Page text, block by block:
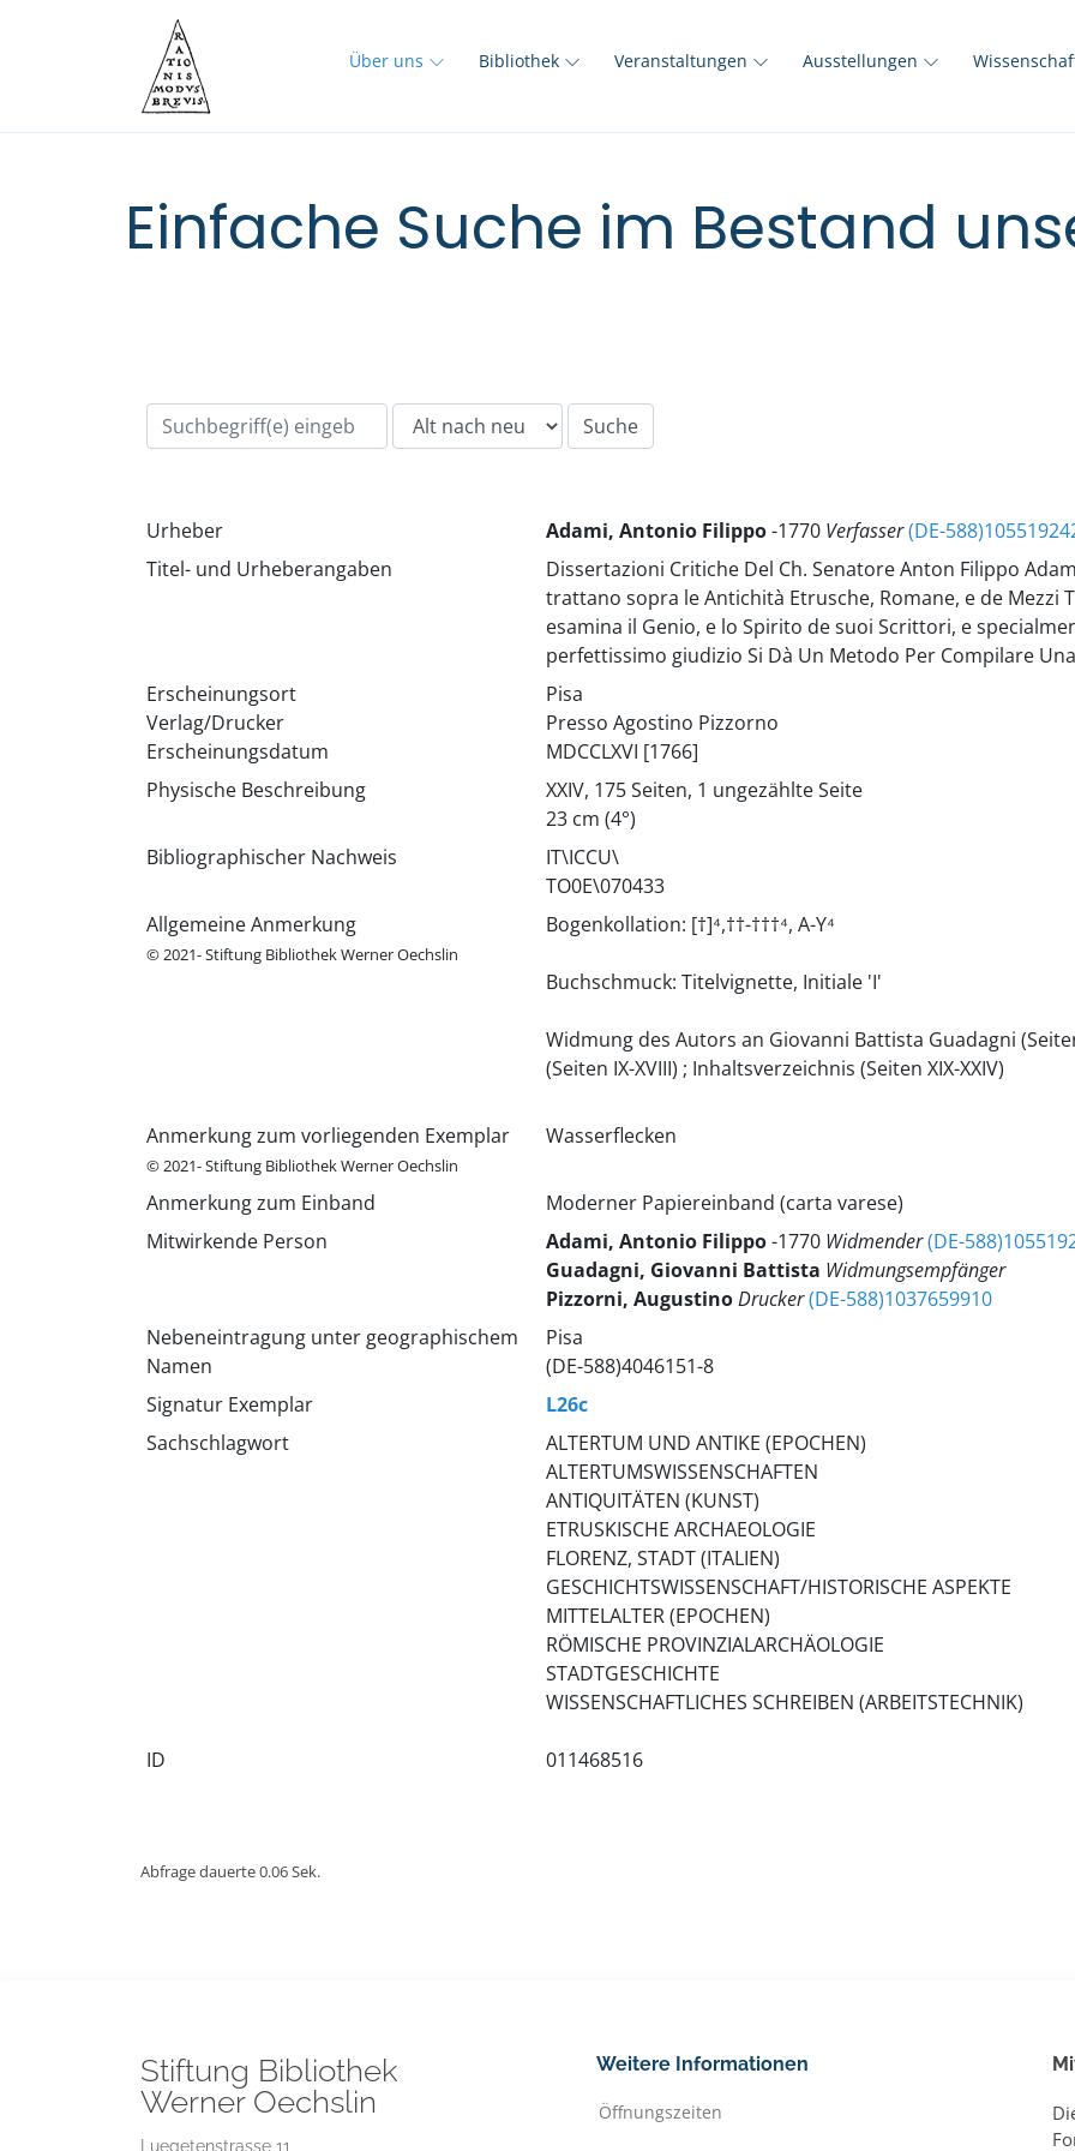
Über uns Bibliothek Veranstaltungen Ausstellungen
Einfache Suche im Bestand
Urheber Adami, Antonio Filippo-1770 Verfasser(DE-
Titel- und Urheberangaben
Dissertazioni Critiche Del Ch. Senatore Anton Filippo
trattano sopra le Antichità Etrusche, Romane, e de Mezzi
esamina il Genio, e lo Spirito de suoi Scrittori, e
perfettissimo giudizio Si Dà Un Metodo Per Compilare
Erscheinungsort
Verlag/Drucker
Erscheinungsdatum
Pisa
Presso Agostino Pizzorno
MDCCLXVI [1766]
Physische Beschreibung
XXIV, 175 Seiten, 1 ungezählte Seite
23 cm (4°)
Bibliographischer Nachweis
IT\ICCU\
TO0E\070433
Allgemeine Anmerkung
© 2021- Stiftung Bibliothek Werner Oechslin
Bogenkollation: [†]⁴,††-†††⁴, A-Y⁴
Buchschmuck: Titelvignette, Initiale 'I'
Widmung des Autors an Giovanni Battista Guadagni
(Seiten IX-XVIII) ; Inhaltsverzeichnis (Seiten XIX-XXIV)
Anmerkung zum vorliegenden Exemplar
© 2021- Stiftung Bibliothek Werner Oechslin
Wasserflecken
Anmerkung zum Einband
Moderner Papiereinband (carta varese)
Mitwirkende Person
Adami, Antonio Filippo-1770 Widmender(DE-
Guadagni, Giovanni Battista Widmungsempfänger
Pizzorni, AugustinoDrucker(DE-588)1037659910
Nebeneintragung unter geographischem
Namen
Pisa
(DE-588)4046151-8
Signatur Exemplar
L26c
Sachschlagwort
ALTERTUM UND ANTIKE (EPOCHEN)
ALTERTUMSWISSENSCHAFTEN
ANTIQUITÄTEN (KUNST)
ETRUSKISCHE ARCHAEOLOGIE
FLORENZ, STADT (ITALIEN)
GESCHICHTSWISSENSCHAFT/HISTORISCHE ASPEKTE
MITTELALTER (EPOCHEN)
RÖMISCHE PROVINZIALARCHÄOLOGIE
STADTGESCHICHTE
WISSENSCHAFTLICHES SCHREIBEN (ARBEITSTECHNIK)
ID 011468516
Abfrage dauerte 0.06 Sek.
Stiftung Bibliothek
Werner Oechslin
Luegetenstrasse 11
Weitere Informationen
Öffnungszeiten